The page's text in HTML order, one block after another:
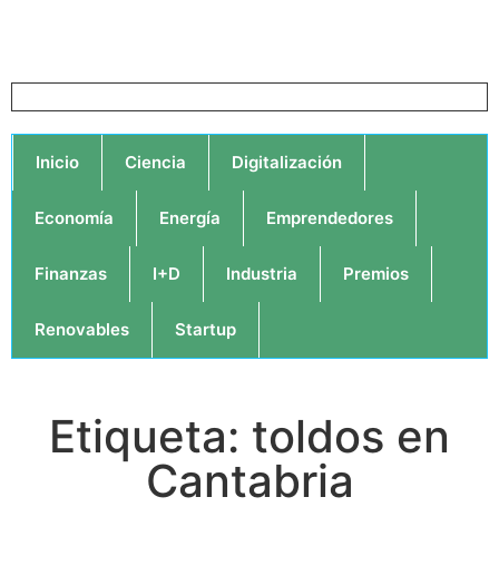
Inicio Ciencia Digitalización
Economía Energía Emprendedores
Finanzas I+D Industria Premios
Renovables Startup
Etiqueta: toldos en
Cantabria